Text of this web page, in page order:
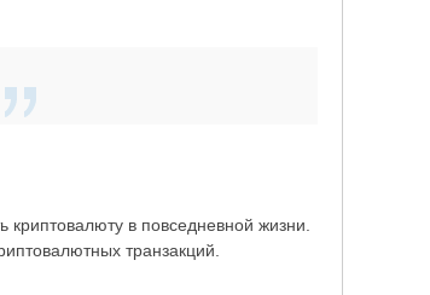
в повседневной жизни.
транзакций.